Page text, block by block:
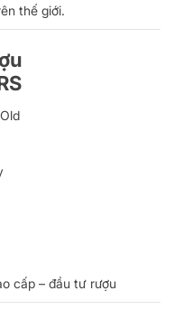
thế giới.
cấp – đầu tư rượu